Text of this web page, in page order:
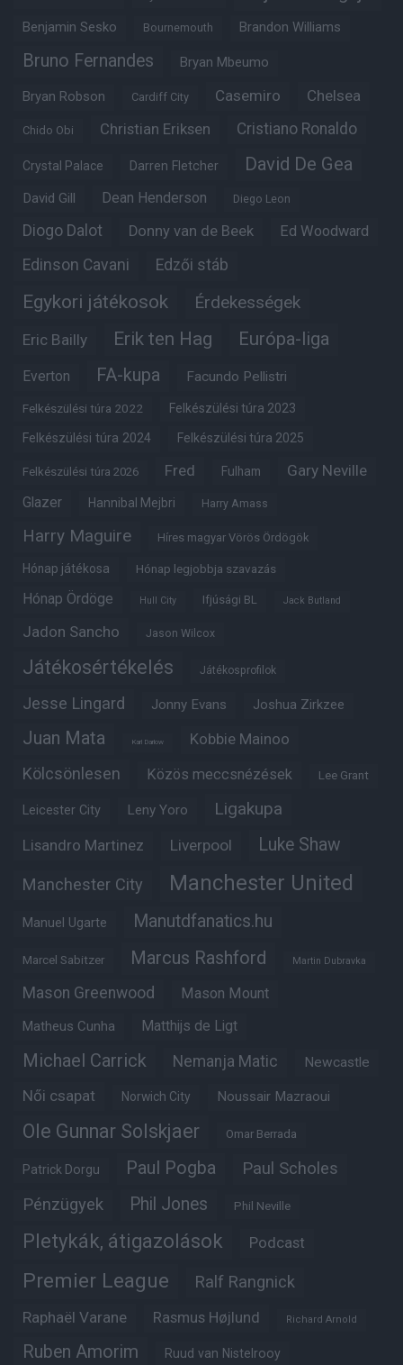
Benjamin Sesko Bournemouth Brandon Williams
Bruno Fernandes Bryan Mbeumo
Bryan Robson Cardiff City Casemiro Chelsea
Chido Obi Christian Eriksen Cristiano Ronaldo
Crystal Palace Darren Fletcher David De Gea
David Gill Dean Henderson Diego Leon
Diogo Dalot Donny van de Beek Ed Woodward
Edinson Cavani Edzői stáb
Egykori játékosok Érdekességek
Eric Bailly Erik ten Hag Európa-liga
Everton FA-kupa Facundo Pellistri
Felkészülési túra 2022 Felkészülési túra 2023
Felkészülési túra 2024 Felkészülési túra 2025
Felkészülési túra 2026 Fred Fulham Gary Neville
Glazer Hannibal Mejbri Harry Amass
Harry Maguire Híres magyar Vörös Ördögök
Hónap játékosa Hónap legjobbja szavazás
Hónap Ördöge Hull City Ifjúsági BL Jack Butland
Jadon Sancho Jason Wilcox
Játékosértékelés Játékosprofilok
Jesse Lingard Jonny Evans Joshua Zirkzee
Juan Mata Karl Darlow Kobbie Mainoo
Kölcsönlesen Közös meccsnézések Lee Grant
Leicester City Leny Yoro Ligakupa
Lisandro Martinez Liverpool Luke Shaw
Manchester City Manchester United
Manuel Ugarte Manutdfanatics.hu
Marcel Sabitzer Marcus Rashford Martin Dubravka
Mason Greenwood Mason Mount
Matheus Cunha Matthijs de Ligt
Michael Carrick Nemanja Matic Newcastle
Női csapat Norwich City Noussair Mazraoui
Ole Gunnar Solskjaer Omar Berrada
Patrick Dorgu Paul Pogba Paul Scholes
Pénzügyek Phil Jones Phil Neville
Pletykák, átigazolások Podcast
Premier League Ralf Rangnick
Raphaël Varane Rasmus Højlund Richard Arnold
Ruben Amorim Ruud van Nistelrooy